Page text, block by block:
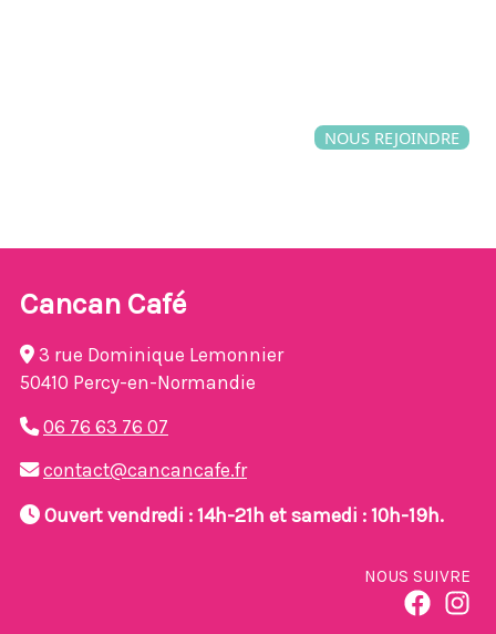
NOUS REJOINDRE
Cancan Café
3 rue Dominique Lemonnier
50410 Percy-en-Normandie
06 76 63 76 07
contact@cancancafe.fr
Ouvert vendredi : 14h-21h et samedi : 10h-19h.
NOUS SUIVRE